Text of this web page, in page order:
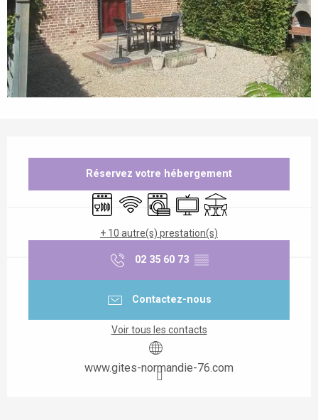
Réservez votre hébergement
Lave vaisselle
WiFi Lave lingeTélévision
Terrasse
+ 10 autre(s) prestation(s)
02 35 60 73 ▒▒
Contactez-nous
Voir tous les contacts
www.gites-normandie-76.com